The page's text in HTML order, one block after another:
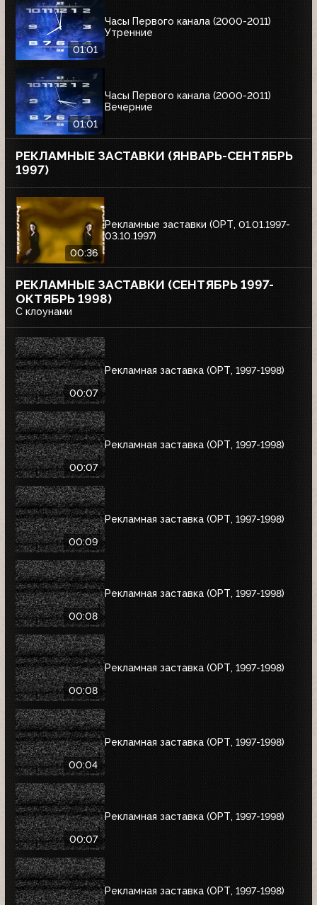
01:01
Часы Первого канала (2000-2011)
Утренние
01:01
Часы Первого канала (2000-2011)
Вечерние
РЕКЛАМНЫЕ ЗАСТАВКИ (ЯНВАРЬ-СЕНТЯБРЬ
1997)
00:36
Рекламные заставки (ОРТ, 01.01.1997-
03.10.1997)
РЕКЛАМНЫЕ ЗАСТАВКИ (СЕНТЯБРЬ 1997-
ОКТЯБРЬ 1998)
С клоунами
00:07
Рекламная заставка (ОРТ, 1997-1998)
00:07
Рекламная заставка (ОРТ, 1997-1998)
00:09
Рекламная заставка (ОРТ, 1997-1998)
00:08
Рекламная заставка (ОРТ, 1997-1998)
00:08
Рекламная заставка (ОРТ, 1997-1998)
00:04
Рекламная заставка (ОРТ, 1997-1998)
00:07
Рекламная заставка (ОРТ, 1997-1998)
Рекламная заставка (ОРТ, 1997-1998)